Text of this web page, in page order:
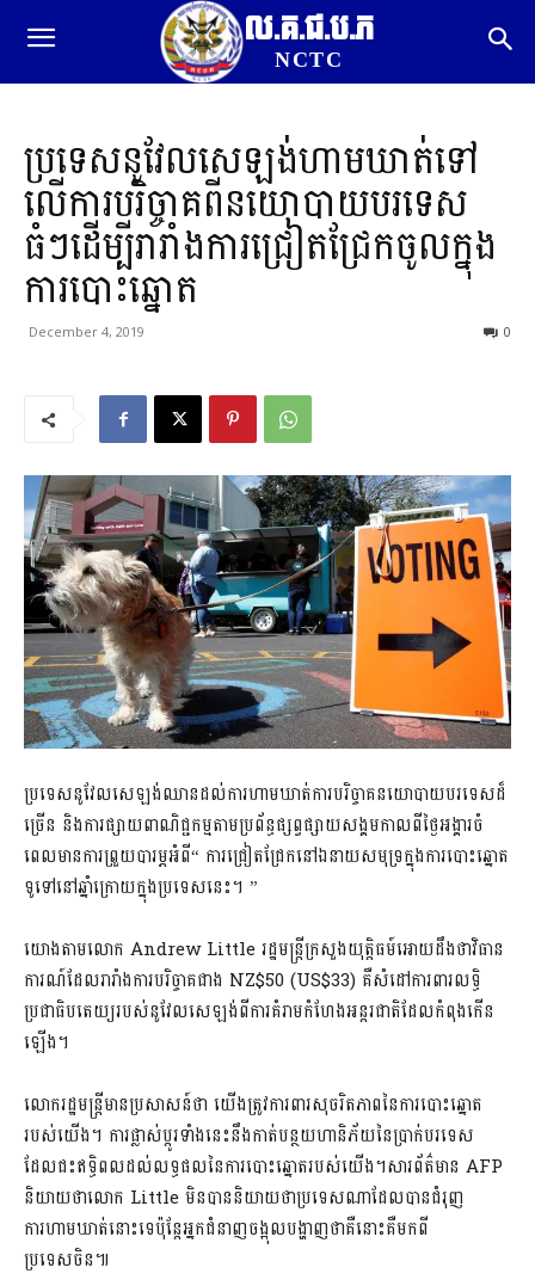
ល.គ.ជ.ប.ភ
NCTC
ប្រទេសនូវែលសេឡង់ហាមឃាត់ទៅ
លើការបរិច្ចាគពីនយោបាយបរទេស
ធំៗដើម្បីរារាំងការជ្រៀតជ្រែកចូលក្នុង
ការបោះឆ្នោត
December 4, 2019 0
ប្រទេសនូវែលសេឡង់ឈានដល់ការហាមឃាត់ការបរិច្ចាគនយោបាយបរទេសដ៏
ច្រើន និងការផ្សាយពាណិជ្ជកម្មតាមប្រព័ន្ធផ្សព្វផ្សាយសង្គមកាលពីថ្ងៃអង្គារចំ
ពេលមានការព្រួយបារម្ភអំពី“ ការជ្រៀតជ្រែកនៅឯនាយសមុទ្រក្នុងការបោះឆ្នោត
ទូទៅនៅឆ្នាំក្រោយក្នុងប្រទេសនេះ។ ”
យោងតាមលោក Andrew Little រដ្ឋមន្រ្តីក្រសួងយុត្តិធម៍អោយដឹងថាវិធាន
ការណ៍ដែលរារាំងការបរិច្ចាគជាង NZ$50 (US$33) គឺសំដៅការពារលទ្ធិ
ប្រជាធិបតេយ្យរបស់នូវែលសេឡង់ពីការគំរាមកំហែងអន្តរជាតិដែលកំពុងកើន
ឡើង។
លោករដ្ឋមន្ត្រីមានប្រសាសន៍ថា យើងត្រូវការពារសុចរិតភាពនៃការបោះឆ្នោត
របស់យើង។ ការផ្លាស់ប្តូរទាំងនេះនឹងកាត់បន្ថយហានិភ័យនៃប្រាក់បរទេស
ដែលជះឥទ្ធិពលដល់លទ្ធផលនៃការបោះឆ្នោតរបស់យើង។សារព័ត៌មាន AFP
និយាយថាលោក Little មិនបាននិយាយថាប្រទេសណាដែលបានជំរុញ
ការហាមឃាត់នោះទេប៉ុន្តែអ្នកជំនាញចង្អុលបង្ហាញថាគឺនោះគឺមកពី
ប្រទេសចិន៕